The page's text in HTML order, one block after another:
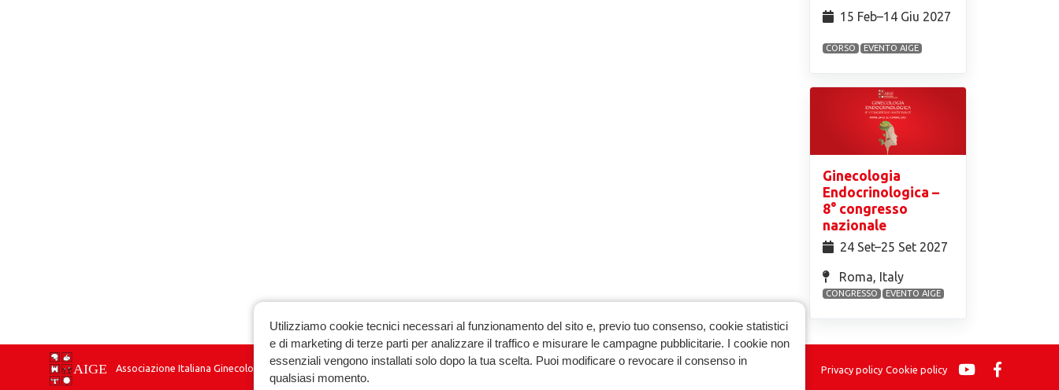
15 Feb⁠–14 Giu 2027
CORSO EVENTO AIGE
Ginecologia
Endocrinologica –
8° congresso
nazionale
24 Set⁠–25 Set 2027
Roma, Italy
CONGRESSO EVENTO AIGE
Associazione Italiana Ginecologia Endocrinologica Privacy policy Cookie policy
Utilizziamo cookie tecnici necessari al funzionamento del sito e, previo tuo consenso, cookie statistici
e di marketing di terze parti per analizzare il traffico e misurare le campagne pubblicitarie. I cookie non
essenziali vengono installati solo dopo la tua scelta. Puoi modificare o revocare il consenso in
qualsiasi momento.